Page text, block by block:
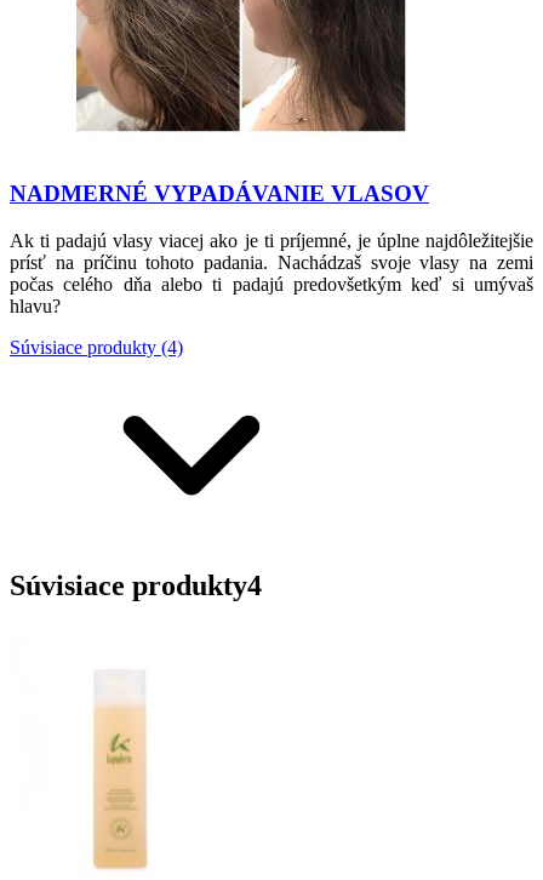
NADMERNÉ VYPADÁVANIE VLASOV
Ak ti padajú vlasy viacej ako je ti príjemné, je úplne najdôležitejšie
prísť na príčinu tohoto padania. Nachádzaš svoje vlasy na zemi
počas celého dňa alebo ti padajú predovšetkým keď si umývaš
hlavu?
Súvisiace produkty (4)
Súvisiace produkty4